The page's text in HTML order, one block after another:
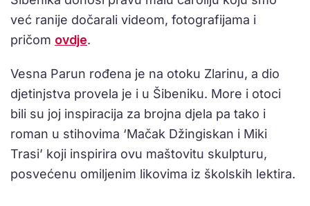
već ranije dočarali videom, fotografijama i
pričom ovdje.
Vesna Parun rođena je na otoku Zlarinu, a dio
djetinjstva provela je i u Šibeniku. More i otoci
bili su joj inspiracija za brojna djela pa tako i
roman u stihovima ‘Mačak Džingiskan i Miki
Trasi’ koji inspirira ovu maštovitu skulpturu,
posvećenu omiljenim likovima iz školskih lektira.